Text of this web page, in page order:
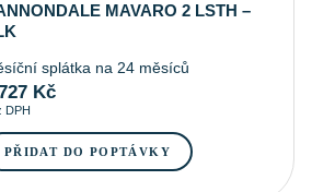
MAVARO 2 LSTH –
splátka na 24 měsíců
Kč
DPH
PŘIDAT DO POPTÁVKY